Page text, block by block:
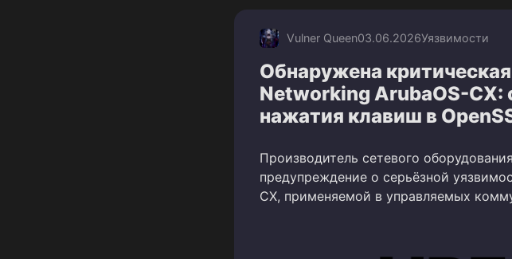
Vulner Queen03.06.2026Уязвимости
Обнаружена
Networking ArubaOS-
нажатия клавиш в
Производитель сетевого
предупреждение о серьёзной
CX, применяемой в управляемых